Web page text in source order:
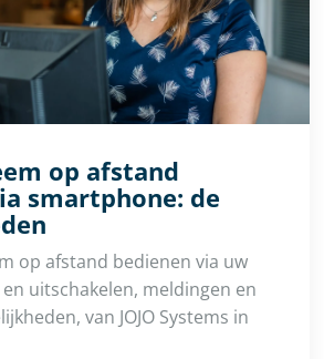
op afstand
smartphone: de
op afstand bedienen via uw
uitschakelen, meldingen en
van JOJO Systems in